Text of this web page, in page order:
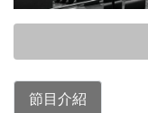
節目介紹